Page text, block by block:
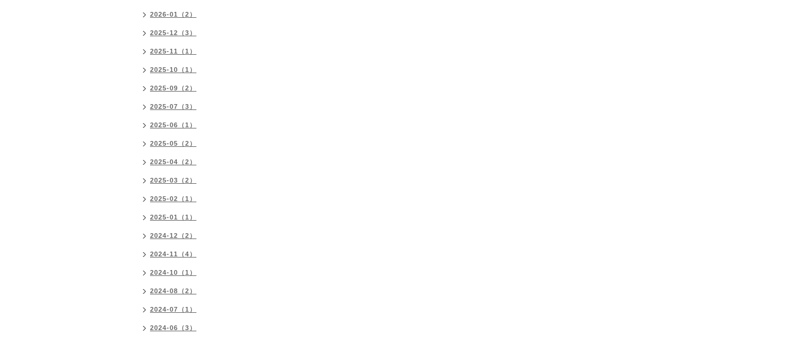
2026-01（2）
2025-12（3）
2025-11（1）
2025-10（1）
2025-09（2）
2025-07（3）
2025-06（1）
2025-05（2）
2025-04（2）
2025-03（2）
2025-02（1）
2025-01（1）
2024-12（2）
2024-11（4）
2024-10（1）
2024-08（2）
2024-07（1）
2024-06（3）